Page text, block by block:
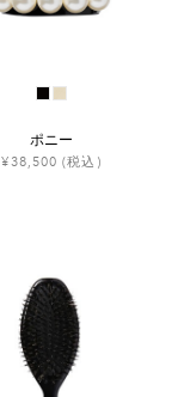
ポニー
¥38,500 (税込)